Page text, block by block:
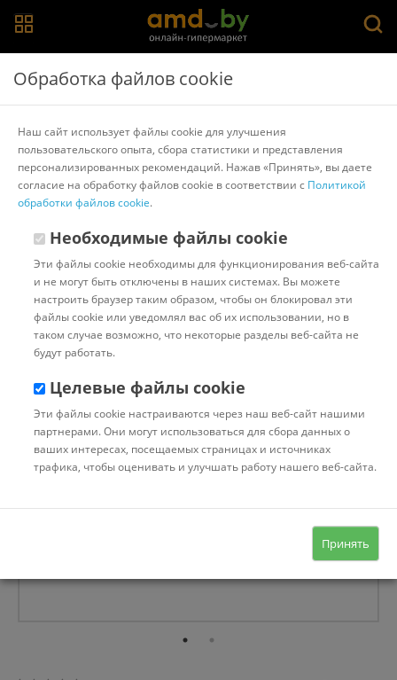
Главная > Каталог товаров
Профиль для светодиодной ленты
> SmartBuy
Алюминиевый профиль SmartBuy SBL-Al16x12
Другие товары SmartBuy
Обработка файлов cookie
Наш сайт использует файлы cookie для улучшения
пользовательского опыта, сбора статистики и представления
персонализированных рекомендаций. Нажав «Принять», вы даете
согласие на обработку файлов cookie в соответствии с Политикой
обработки файлов cookie.
Необходимые файлы cookie
Эти файлы cookie необходимы для функционирования веб-сайта
и не могут быть отключены в наших системах. Вы можете
настроить браузер таким образом, чтобы он блокировал эти
файлы cookie или уведомлял вас об их использовании, но в
таком случае возможно, что некоторые разделы веб-сайта не
будут работать.
Целевые файлы cookie
Эти файлы cookie настраиваются через наш веб-сайт нашими
партнерами. Они могут использоваться для сбора данных о
ваших интересах, посещаемых страницах и источниках
трафика, чтобы оценивать и улучшать работу нашего веб-сайта.
Принять